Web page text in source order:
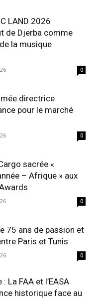
LAND 2026
de Djerba comme
la musique
0
directrice
pour le marché
0
sacrée «
– Afrique » aux
0
75 ans de passion et
Paris et Tunis
0
La FAA et l’EASA
historique face au